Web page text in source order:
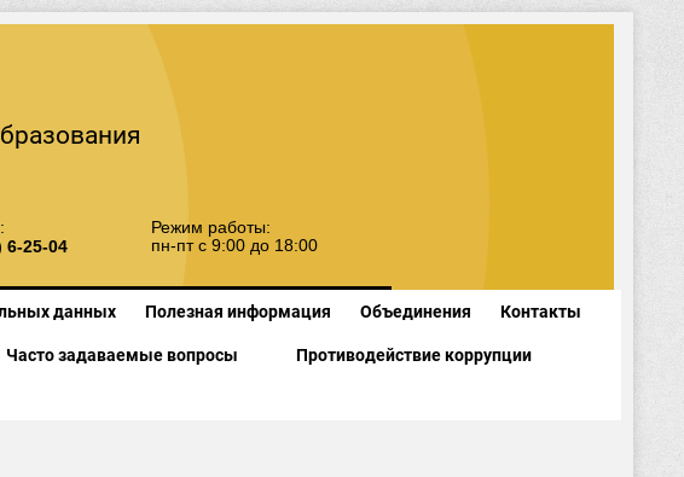
6-25-04
Режим работы:
пн-пт с 9:00 до 18:00
данных Полезная информация Объединения Контакты
Часто задаваемые вопросы Противодействие коррупции